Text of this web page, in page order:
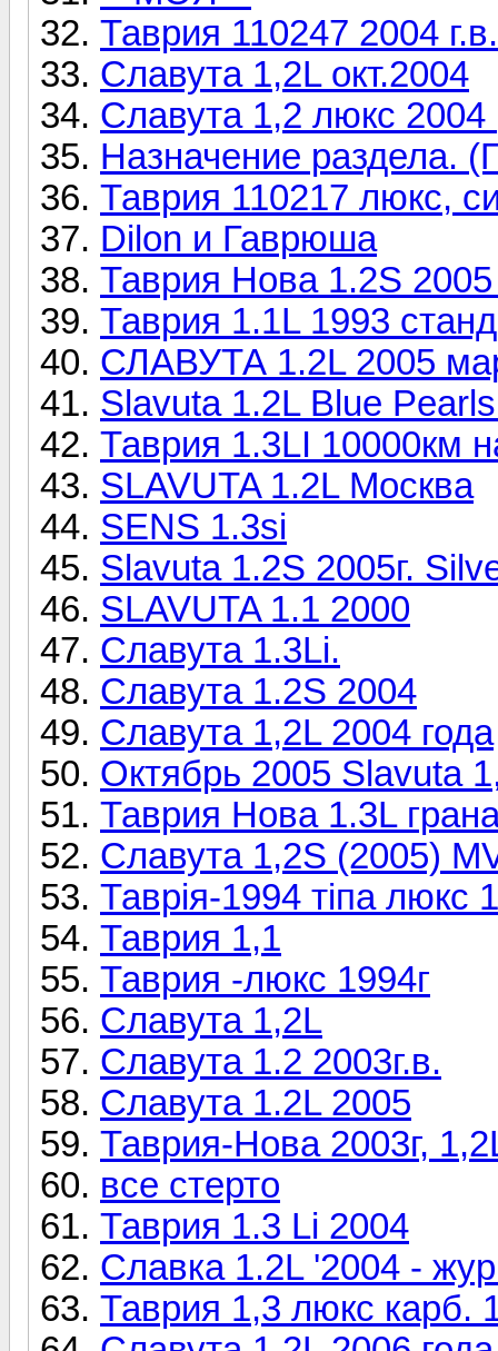
Таврия 110247 2004
Славута 1,2L окт.2004
Славута 1,2 люкс
Назначение раздела.
Таврия 110217 люкс,
Dilon и Гаврюша
Таврия Нова 1.2S
Таврия 1.1L 1993
СЛАВУТА 1.2L 2005
Slavuta 1.2L Blue
Таврия 1.3LI 10000км
SLAVUTA 1.2L Москва
SENS 1.3si
Slavuta 1.2S 2005г.
SLAVUTA 1.1 2000
Славута 1.3Li.
Славута 1.2S 2004
Славута 1,2L 2004 года
Октябрь 2005 Slavuta
Таврия Нова 1.3L
Славута 1,2S (2005)
Таврія-1994 тіпа люкс
Таврия 1,1
Таврия -люкс 1994г
Славута 1,2L
Славута 1.2 2003г.в.
Славута 1.2L 2005
Таврия-Нова 2003г,
все стерто
Таврия 1.3 Li 2004
Славка 1.2L '2004 -
Таврия 1,3 люкс карб.